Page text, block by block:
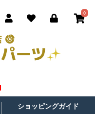
0
ショッピングガイド